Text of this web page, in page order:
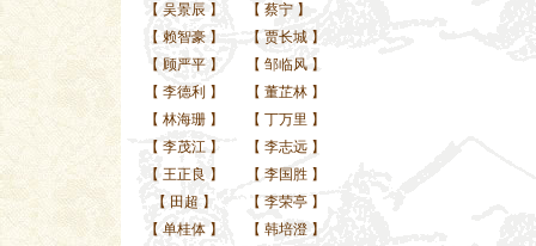
【 吴景辰 】 【 蔡宁 】
【 赖智豪】 【 贾长城 】
【 顾严平】 【 邹临风 】
【 李德利 】 【 董芷林 】
【 林海珊】 【 丁万里 】
【 李茂江】 【 李志远 】
【 王正良 】 【 李国胜 】
【 田超 】 【 李荣亭 】
【 单桂体】 【 韩培澄 】